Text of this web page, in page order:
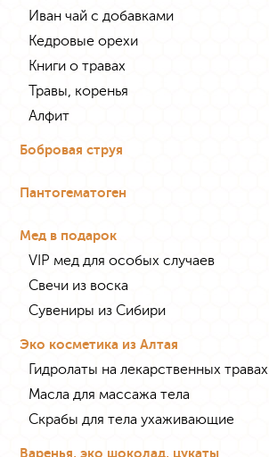
Иван чай с добавками
Кедровые орехи
Книги о травах
Травы, коренья
Алфит
Бобровая струя
Пантогематоген
Мед в подарок
VIP мед для особых случаев
Свечи из воска
Сувениры из Сибири
Эко косметика из Алтая
Гидролаты на лекарственных травах
Масла для массажа тела
Скрабы для тела ухаживающие
Варенья, эко шоколад, цукаты